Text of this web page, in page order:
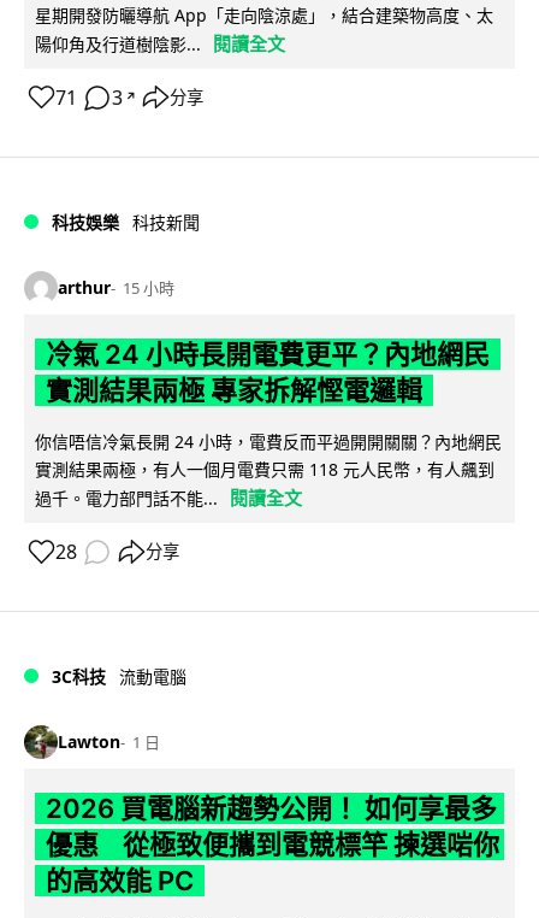
星期開發防曬導航 App「走向陰涼處」，結合建築物高度、太
陽仰角及行道樹陰影...
閱讀全文
71 3 ↗ 分享
科技娛樂 科技新聞
arthur 15 小時
冷氣 24 小時長開電費更平？內地網民
實測結果兩極 專家拆解慳電邏輯
你信唔信冷氣長開 24 小時，電費反而平過開開關關？內地網民
實測結果兩極，有人一個月電費只需 118 元人民幣，有人飆到
過千。電力部門話不能...
閱讀全文
28 分享
3C科技 流動電腦
Lawton 1 日
2026 買電腦新趨勢公開！ 如何享最多
優惠 從極致便攜到電競標竿 揀選啱你
的高效能 PC